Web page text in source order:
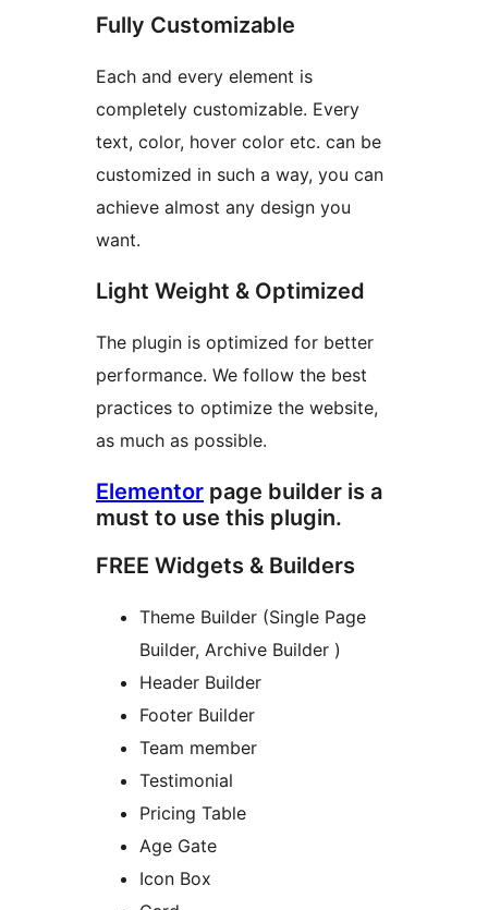
Fully Customizable
Each and every element is
completely customizable. Every
text, color, hover color etc. can be
customized in such a way, you can
achieve almost any design you
want.
Light Weight & Optimized
The plugin is optimized for better
performance. We follow the best
practices to optimize the website,
as much as possible.
Elementor page builder is a
must to use this plugin.
FREE Widgets & Builders
Theme Builder (Single Page
Builder, Archive Builder )
Header Builder
Footer Builder
Team member
Testimonial
Pricing Table
Age Gate
Icon Box